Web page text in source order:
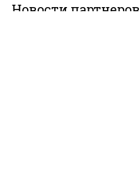
Новости партнеров